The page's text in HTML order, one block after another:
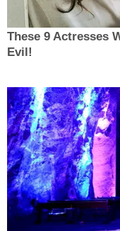
These 9 Actresses
Evil!